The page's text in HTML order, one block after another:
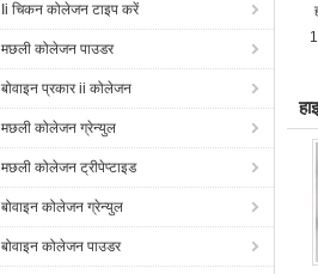
Ii चिकन कोलेजन टाइप करें
मछली कोलेजन पाउडर
बोवाइन प्रकार ii कोलेजन
मछली कोलेजन ग्रेन्युल
मछली कोलेजन ट्रीपेप्टाइड
बोवाइन कोलेजन ग्रेन्युल
बोवाइन कोलेजन पाउडर